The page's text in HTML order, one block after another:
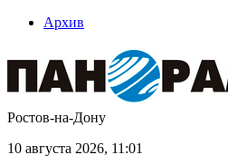
Архив
Ростов-на-Дону
10 августа 2026, 11:01